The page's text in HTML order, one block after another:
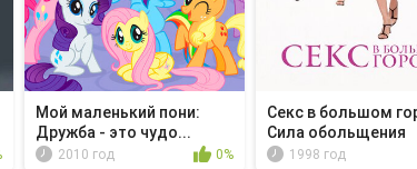
Мой маленький пони:
Дружба - это чудо...
2010 год 0%
Секс в большом
Сила обольщения
1998 год